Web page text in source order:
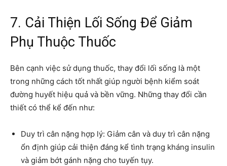
7. Cải Thiện Lối Sống Để Giảm
Phụ Thuộc Thuốc
Bên cạnh việc sử dụng thuốc, thay đổi lối sống là một
trong những cách tốt nhất giúp người bệnh kiểm soát
đường huyết hiệu quả và bền vững. Những thay đổi cần
thiết có thể kể đến như:
Duy trì cân nặng hợp lý: Giảm cân và duy trì cân nặng
ổn định giúp cải thiện đáng kể tình trạng kháng insulin
và giảm bớt gánh nặng cho tuyến tụy.